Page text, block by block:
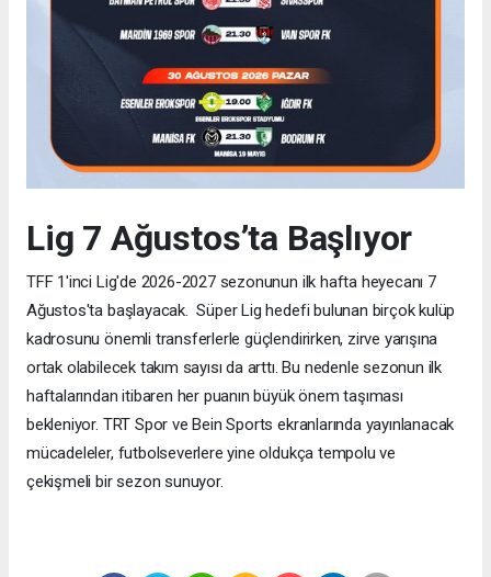
Lig 7 Ağustos’ta Başlıyor
TFF 1'inci Lig'de 2026-2027 sezonunun ilk hafta heyecanı 7
Ağustos'ta başlayacak. Süper Lig hedefi bulunan birçok kulüp
kadrosunu önemli transferlerle güçlendirirken, zirve yarışına
ortak olabilecek takım sayısı da arttı. Bu nedenle sezonun ilk
haftalarından itibaren her puanın büyük önem taşıması
bekleniyor. TRT Spor ve Bein Sports ekranlarında yayınlanacak
mücadeleler, futbolseverlere yine oldukça tempolu ve
çekişmeli bir sezon sunuyor.